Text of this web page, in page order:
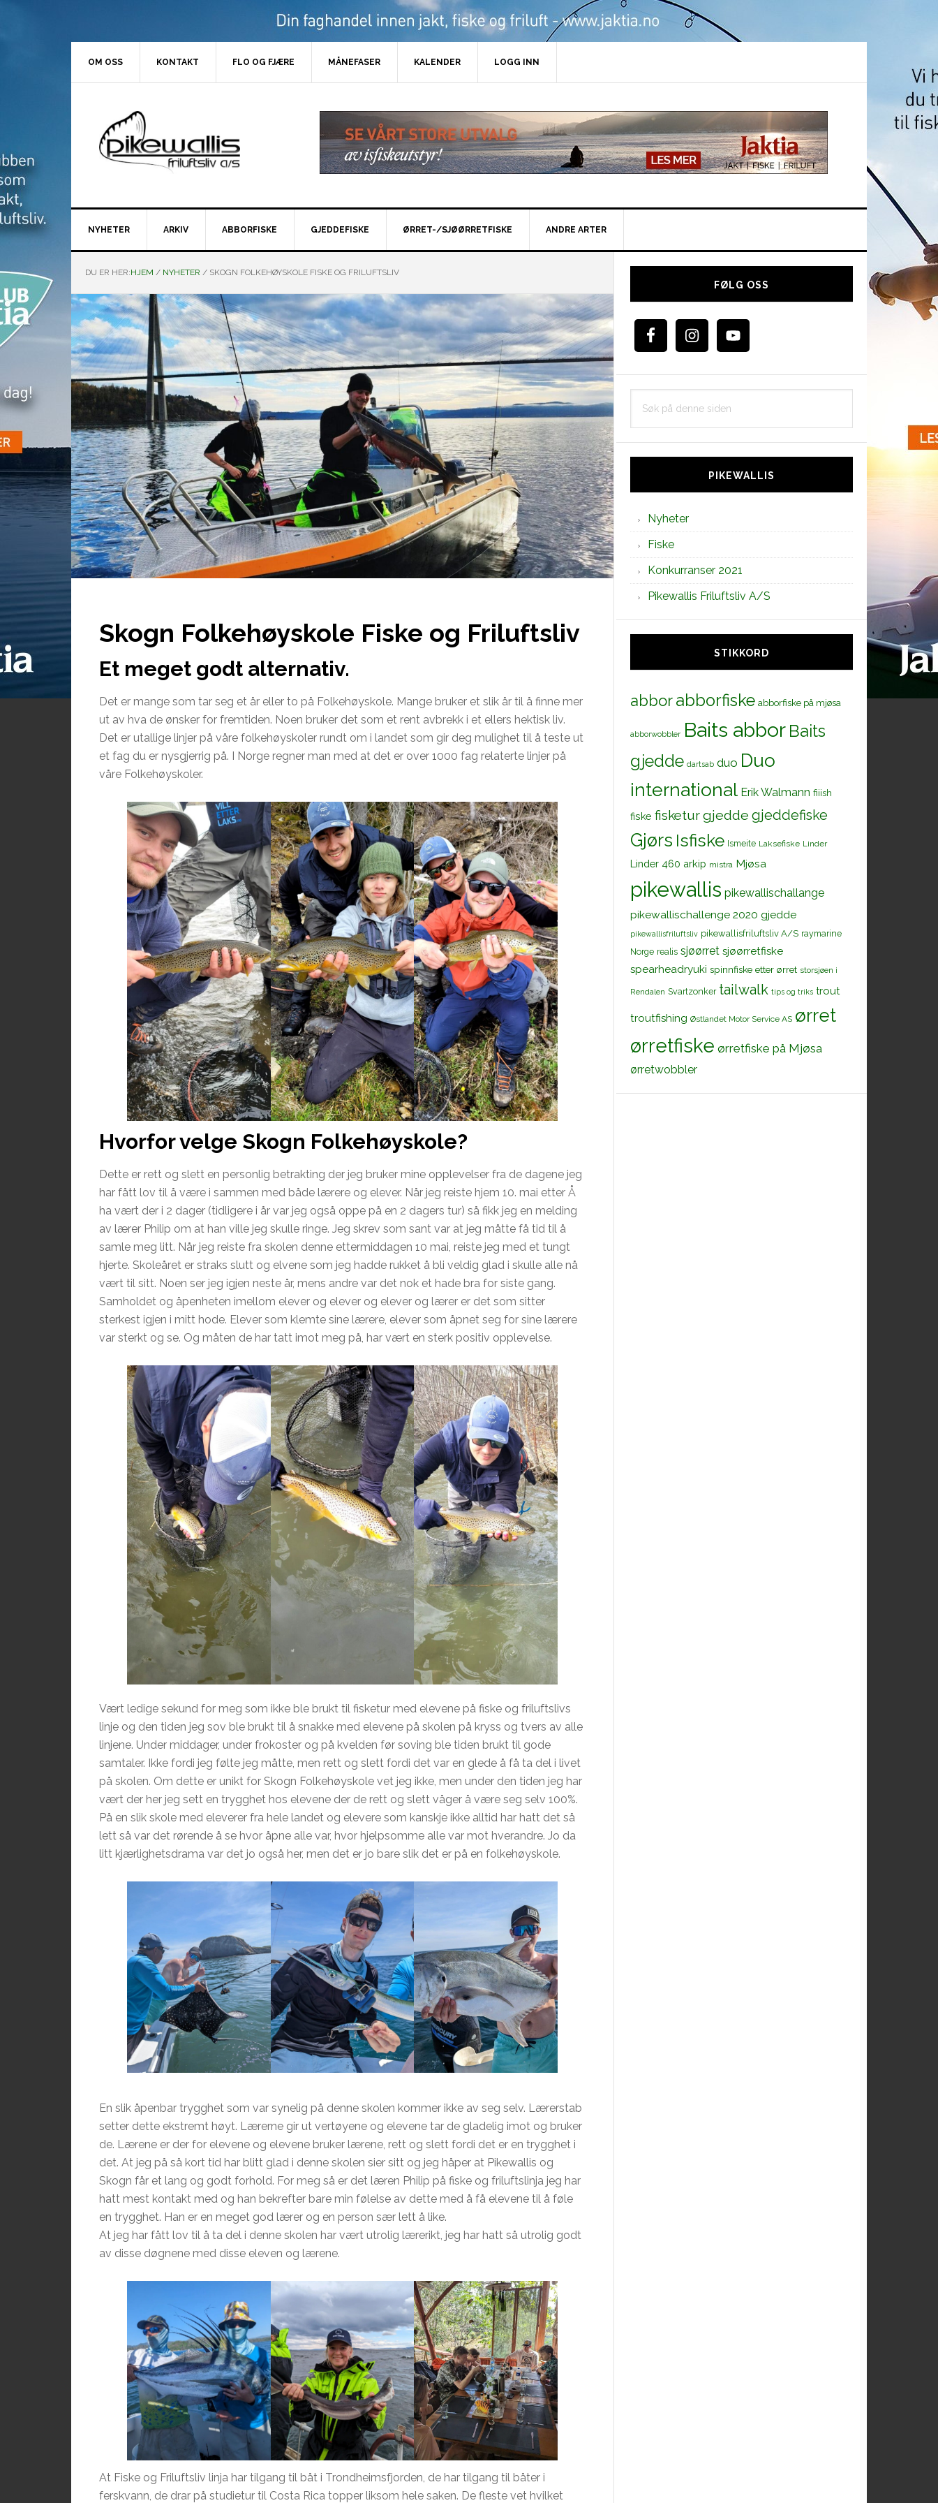
OM OSS KONTAKT FLO OG FJÆRE MÅNEFASER KALENDER LOGG INN
NYHETER ARKIV ABBORFISKE GJEDDEFISKE ØRRET-/SJØØRRETFISKE ANDRE ARTER
DU ER HER:HJEM / NYHETER / SKOGN FOLKEHØYSKOLE FISKE OG FRILUFTSLIV
Skogn Folkehøyskole Fiske og Friluftsliv
Et meget godt alternativ.
Det er mange som tar seg et år eller to på Folkehøyskole. Mange bruker et slik år til å finne mer
ut av hva de ønsker for fremtiden. Noen bruker det som et rent avbrekk i et ellers hektisk liv.
Det er utallige linjer på våre folkehøyskoler rundt om i landet som gir deg mulighet til å teste ut
et fag du er nysgjerrig på. I Norge regner man med at det er over 1000 fag relaterte linjer på
våre Folkehøyskoler.
Hvorfor velge Skogn Folkehøyskole?
Dette er rett og slett en personlig betrakting der jeg bruker mine opplevelser fra de dagene jeg
har fått lov til å være i sammen med både lærere og elever. Når jeg reiste hjem 10. mai etter Å
ha vært der i 2 dager (tidligere i år var jeg også oppe på en 2 dagers tur) så fikk jeg en melding
av lærer Philip om at han ville jeg skulle ringe. Jeg skrev som sant var at jeg måtte få tid til å
samle meg litt. Når jeg reiste fra skolen denne ettermiddagen 10 mai, reiste jeg med et tungt
hjerte. Skoleåret er straks slutt og elvene som jeg hadde rukket å bli veldig glad i skulle alle nå
vært til sitt. Noen ser jeg igjen neste år, mens andre var det nok et hade bra for siste gang.
Samholdet og åpenheten imellom elever og elever og elever og lærer er det som sitter
sterkest igjen i mitt hode. Elever som klemte sine lærere, elever som åpnet seg for sine lærere
var sterkt og se. Og måten de har tatt imot meg på, har vært en sterk positiv opplevelse.
Vært ledige sekund for meg som ikke ble brukt til fisketur med elevene på fiske og friluftslivs
linje og den tiden jeg sov ble brukt til å snakke med elevene på skolen på kryss og tvers av alle
linjene. Under middager, under frokoster og på kvelden før soving ble tiden brukt til gode
samtaler. Ikke fordi jeg følte jeg måtte, men rett og slett fordi det var en glede å få ta del i livet
på skolen. Om dette er unikt for Skogn Folkehøyskole vet jeg ikke, men under den tiden jeg har
vært der her jeg sett en trygghet hos elevene der de rett og slett våger å være seg selv 100%.
På en slik skole med eleverer fra hele landet og elevere som kanskje ikke alltid har hatt det så
lett så var det rørende å se hvor åpne alle var, hvor hjelpsomme alle var mot hverandre. Jo da
litt kjærlighetsdrama var det jo også her, men det er jo bare slik det er på en folkehøyskole.
En slik åpenbar trygghet som var synelig på denne skolen kommer ikke av seg selv. Lærerstab
setter dette ekstremt høyt. Lærerne gir ut vertøyene og elevene tar de gladelig imot og bruker
de. Lærene er der for elevene og elevene bruker lærene, rett og slett fordi det er en trygghet i
det. At jeg på så kort tid har blitt glad i denne skolen sier sitt og jeg håper at Pikewallis og
Skogn får et lang og godt forhold. For meg så er det læren Philip på fiske og friluftslinja jeg har
hatt mest kontakt med og han bekrefter bare min følelse av dette med å få elevene til å føle
en trygghet. Han er en meget god lærer og en person sær lett å like.
At jeg har fått lov til å ta del i denne skolen har vært utrolig lærerikt, jeg har hatt så utrolig godt
av disse døgnene med disse eleven og lærene.
At Fiske og Friluftsliv linja har tilgang til båt i Trondheimsfjorden, de har tilgang til båter i
ferskvann, de drar på studietur til Costa Rica topper liksom hele saken. De fleste vet hvilket
Hoved
FØLG OSS
PIKEWALLIS
Nyheter
Fiske
Konkurranser 2021
Pikewallis Friluftsliv A/S
STIKKORD
abborabborfiske abborfiske på mjøsa
abborwobbler Baits abbor Baits
gjedde dartsab duo Duo
international Erik Walmann fiiish
fiske fisketurgjedde gjeddefiske
Gjørs Isfiske Ismeite Laksefiske Linder
Linder 460 arkip mistra Mjøsa
pikewallis pikewallischallange
pikewallischallenge 2020 gjedde
pikewallisfriluftsliv pikewallisfriluftsliv A/S raymarine
Norge realis sjøørret sjøørretfiske
spearheadryuki spinnfiske etter ørret storsjøen i
Rendalen Svartzonker tailwalk tips og triks trout
troutfishing Østlandet Motor Service AS ørret
ørretfiske ørretfiske på Mjøsa
ørretwobbler